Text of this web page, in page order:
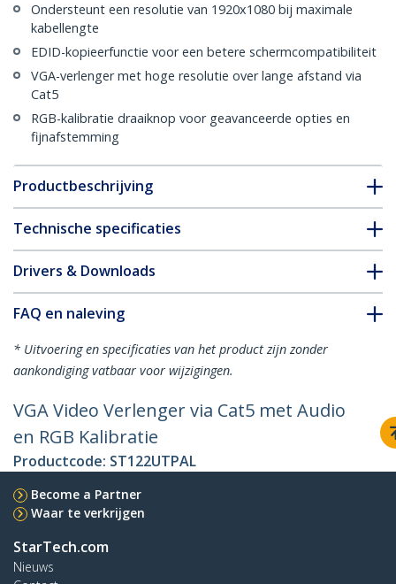
Ondersteunt een resolutie van 1920x1080 bij maximale
kabellengte
EDID-kopieerfunctie voor een betere schermcompatibiliteit
VGA-verlenger met hoge resolutie over lange afstand via
Cat5
RGB-kalibratie draaiknop voor geavanceerde opties en
fijnafstemming
Productbeschrijving
Technische specificaties
Drivers & Downloads
FAQ en naleving
* Uitvoering en specificaties van het product zijn zonder
aankondiging vatbaar voor wijzigingen.
VGA Video Verlenger via Cat5 met Audio
en RGB Kalibratie
Productcode: ST122UTPAL
Become a Partner
Waar te verkrijgen
StarTech.com
Nieuws